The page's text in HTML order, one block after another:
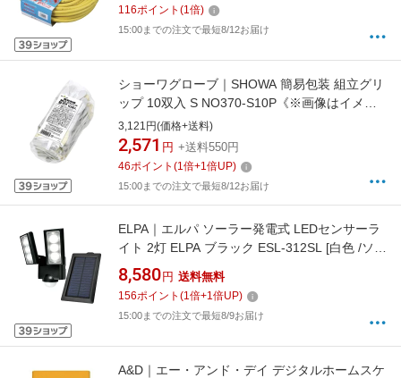
116ポイント (1倍)
15:00までの注文で最短8/12お届け
ショーワグローブ｜SHOWA 簡易包装 組立グリ
ップ 10双入 S NO370-S10P《※画像はイメー
ジです。実際の商品とは異なります》
3,121円(価格+送料)
2,571 円 +送料550円
46ポイント (1倍+1倍UP)
15:00までの注文で最短8/12お届け
ELPA｜エルパ ソーラー発電式 LEDセンサーラ
イト 2灯 ELPA ブラック ESL-312SL [白色 /ソー
ラー式]
8,580 円 送料無料
156ポイント (1倍+1倍UP)
15:00までの注文で最短8/9お届け
A&D｜エー・アンド・デイ デジタルホームスケ